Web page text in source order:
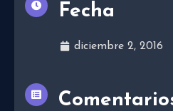
Fecha
diciembre 2, 2016